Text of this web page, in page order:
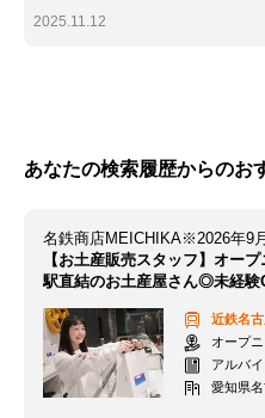
2025.11.12
あなたの検索履歴からのお
名鉄商店MEICHIKA※2026年9
【お土産販売スタッフ】オー
駅直結のお土産屋さん◎未経験
近鉄名
オープニン
アルバ
愛知県